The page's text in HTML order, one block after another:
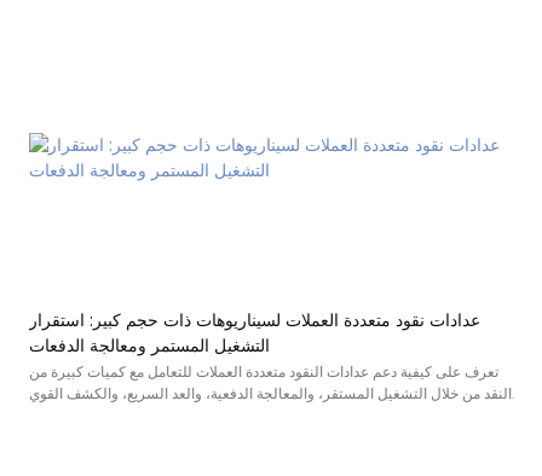
عدادات نقود متعددة العملات لسيناريوهات ذات حجم كبير: استقرار
التشغيل المستمر ومعالجة الدفعات
تعرف على كيفية دعم عدادات النقود متعددة العملات للتعامل مع كميات كبيرة من
النقد من خلال التشغيل المستقر، والمعالجة الدفعية، والعد السريع، والكشف القوي.